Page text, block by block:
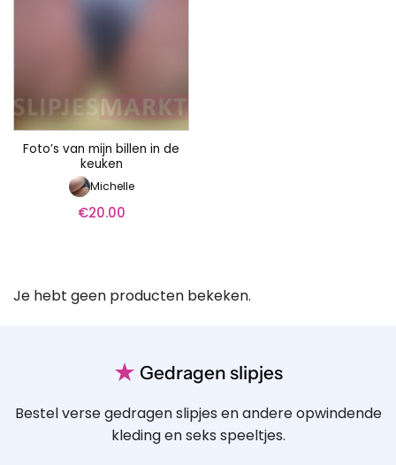
Foto’s van mijn billen in de
keuken
Michelle
€20.00
Je hebt geen producten bekeken.
★ Gedragen slipjes
Bestel verse gedragen slipjes en andere opwindende
kleding en seks speeltjes.